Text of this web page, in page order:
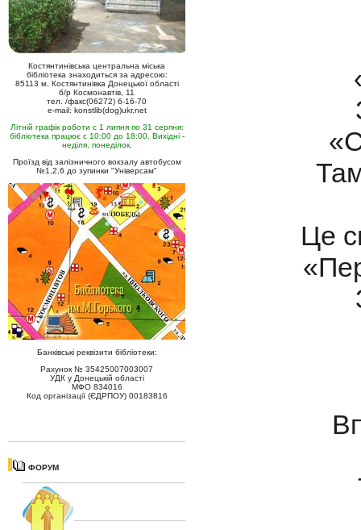
Костянтинівська центральна міська
бібліотека знаходиться за адресою:
85113 м. Костянтинівка Донецької області
б/р Космонавтів, 11
тел. /факс(06272) 6-16-70
e-mail: konstlib(dog)ukr.net
Літній графік роботи с 1 липня по 31 серпня:
бібліотека працює с 10:00 до 18:00. Вихідні -
неділя, понеділок.
Проїзд від залізничного вокзалу автобусом
№1,2,6 до зупинки "Універсам"
Банківські реквізити бібліотеки:
Рахунок № 35425007003007
УДК у Донецькій області
МФО 834016
Код організації (ЄДРПОУ) 00183816
ФОРУМ
Це